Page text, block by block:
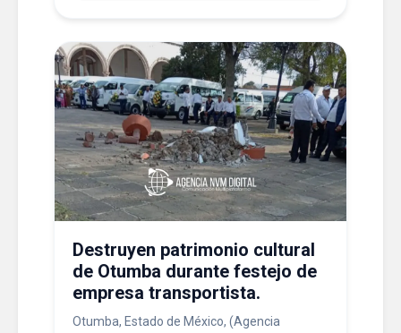
Destruyen patrimonio cultural
de Otumba durante festejo de
empresa transportista.
Otumba, Estado de México, (Agencia